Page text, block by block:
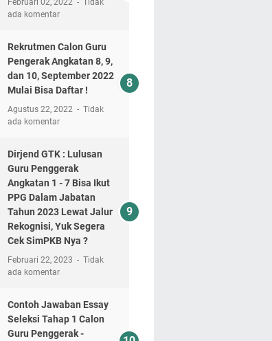
Februari 02, 2022
Tidak
ada komentar
Rekrutmen Calon Guru
Pengerak Angkatan 8, 9,
dan 10, September 2022
Mulai Bisa Daftar !
Agustus 22, 2022
Tidak
ada komentar
Dirjend GTK : Lulusan
Guru Penggerak
Angkatan 1 - 7 Bisa Ikut
PPG Dalam Jabatan
Tahun 2023 Lewat Jalur
Rekognisi, Yuk Segera
Cek SimPKB Nya ?
Februari 22, 2023
Tidak
ada komentar
Contoh Jawaban Essay
Seleksi Tahap 1 Calon
Guru Penggerak -